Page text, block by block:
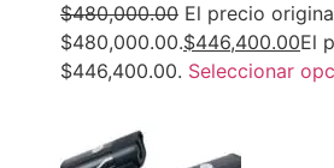
$480,000.00 El precio
$480,000.00.$446,400.00El
$446,400.00. Seleccionar